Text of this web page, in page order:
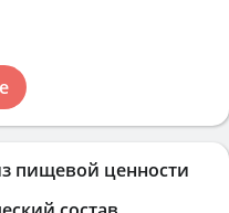
пищевой ценности